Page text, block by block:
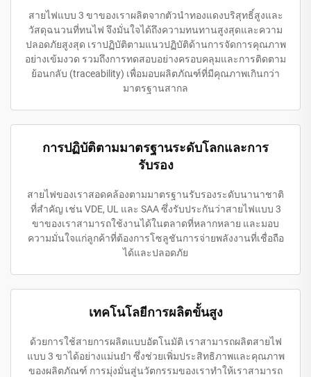
สายไฟแบบ 3 ขาของเราผลิตจากตัวนำทองแดงบริสุทธิ์สูงและ
วัสดุฉนวนที่ทนไฟ จึงมั่นใจได้ถึงความทนทานสูงสุดและความ
ปลอดภัยสูงสุด เราปฏิบัติตามแนวปฏิบัติด้านการจัดการคุณภาพ
อย่างเข้มงวด รวมถึงการทดสอบอย่างครอบคลุมและการติดตาม
ย้อนกลับ (traceability) เพื่อมอบผลิตภัณฑ์ที่มีคุณภาพเกินกว่า
มาตรฐานสากล
การปฏิบัติตามมาตรฐานระดับโลกและการ
รับรอง
สายไฟของเราสอดคล้องตามมาตรฐานรับรองระดับนานาชาติ
ที่สำคัญ เช่น VDE, UL และ SAA ซึ่งรับประกันว่าสายไฟแบบ 3
ขาของเราสามารถใช้งานได้ในตลาดที่หลากหลาย และมอบ
ความมั่นใจแก่ลูกค้าที่ต้องการโซลูชันการจ่ายพลังงานที่เชื่อถือ
ได้และปลอดภัย
เทคโนโลยีการผลิตขั้นสูง
ด้วยการใช้สายการผลิตแบบอัตโนมัติ เราสามารถผลิตสายไฟ
แบบ 3 ขาได้อย่างแม่นยำ ซึ่งช่วยเพิ่มประสิทธิภาพและคุณภาพ
ของผลิตภัณฑ์ การมุ่งมั่นสู่นวัตกรรมของเราทำให้เราสามารถ